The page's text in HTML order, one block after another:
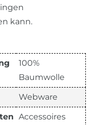
kann.
100%
Baumwolle
Webware
Accessoires